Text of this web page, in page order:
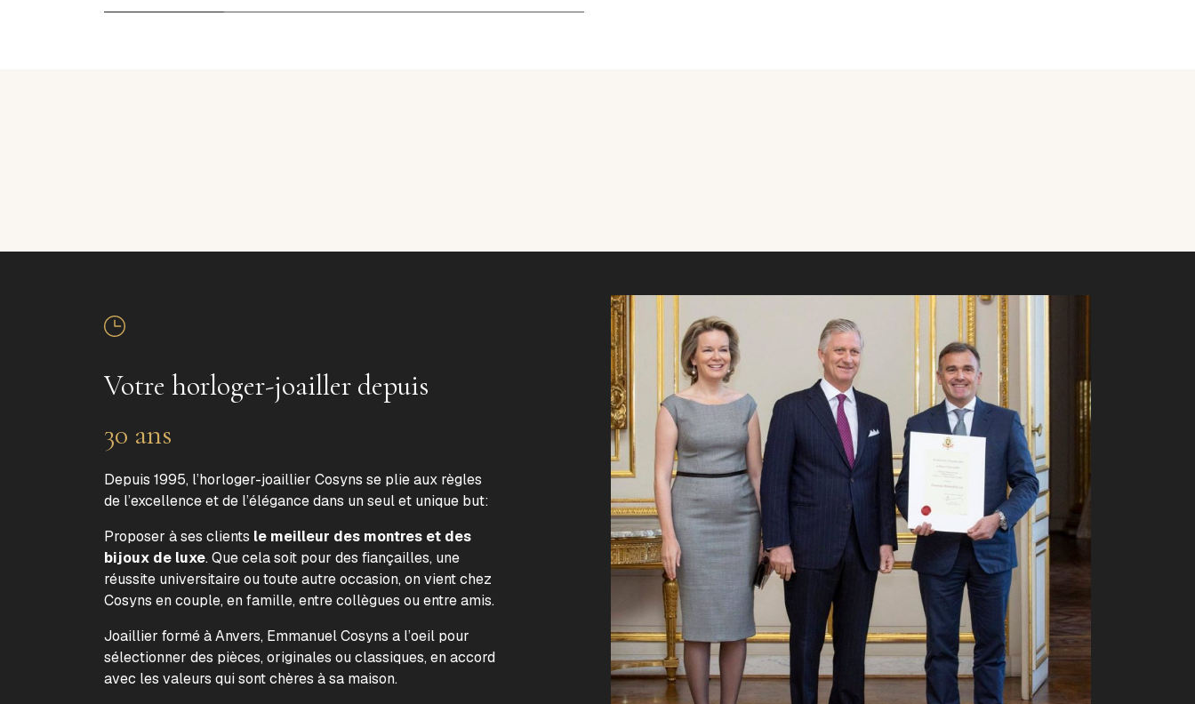
Votre horloger-joailler depuis
30 ans
Depuis 1995, l’horloger-joaillier Cosyns se plie aux règles
de l’excellence et de l’élégance dans un seul et unique but:
Proposer à ses clients le meilleur des montres et des
bijoux de luxe. Que cela soit pour des fiançailles, une
réussite universitaire ou toute autre occasion, on vient chez
Cosyns en couple, en famille, entre collègues ou entre amis.
Joaillier formé à Anvers, Emmanuel Cosyns a l’oeil pour
sélectionner des pièces, originales ou classiques, en accord
avec les valeurs qui sont chères à sa maison.